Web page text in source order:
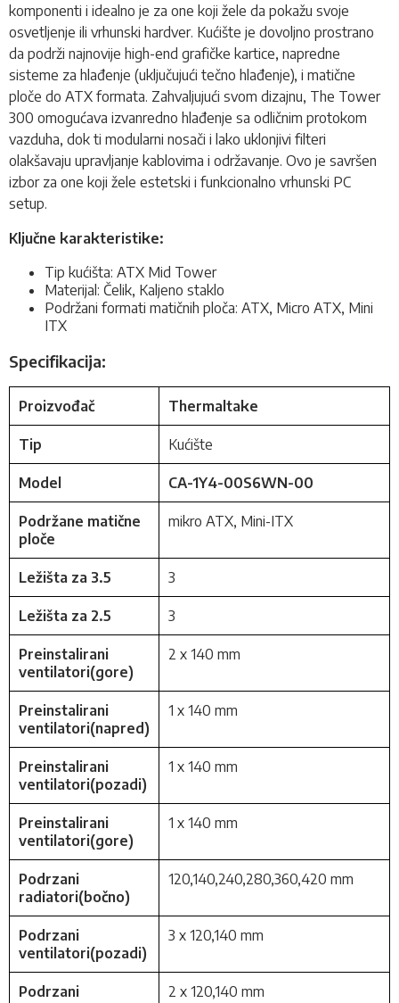
komponenti i idealno je za one koji žele da pokažu svoje
osvetljenje ili vrhunski hardver. Kućište je dovoljno prostrano
da podrži najnovije high-end grafičke kartice, napredne
sisteme za hlađenje (uključujući tečno hlađenje), i matične
ploče do ATX formata. Zahvaljujući svom dizajnu, The Tower
300 omogućava izvanredno hlađenje sa odličnim protokom
vazduha, dok ti modularni nosači i lako uklonjivi filteri
olakšavaju upravljanje kablovima i održavanje. Ovo je savršen
izbor za one koji žele estetski i funkcionalno vrhunski PC
setup.
Ključne karakteristike:
Tip kućišta: ATX Mid Tower
Materijal: Čelik, Kaljeno staklo
Podržani formati matičnih ploča: ATX, Micro ATX, Mini
ITX
Specifikacija:
Proizvođač Thermaltake
Tip Kućište
Model CA-1Y4-00S6WN-00
Podržane matične
ploče
mikro ATX, Mini-ITX
Ležišta za 3.5 3
Ležišta za 2.5 3
Preinstalirani
ventilatori(gore)
2 x 140 mm
Preinstalirani
ventilatori(napred)
1 x 140 mm
Preinstalirani
ventilatori(pozadi)
1 x 140 mm
Preinstalirani
ventilatori(gore)
1 x 140 mm
Podrzani
radiatori(bočno)
120,140,240,280,360,420 mm
Podrzani
ventilatori(pozadi)
3 x 120,140 mm
Podrzani
2 x 120,140 mm